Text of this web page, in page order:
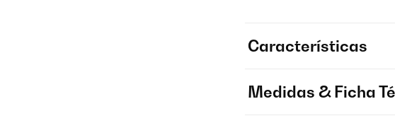
Características
Medidas & Ficha